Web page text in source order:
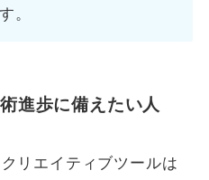
。
進歩に備えたい人
リエイティブツールは